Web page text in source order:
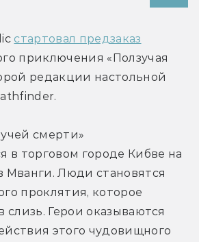
стартовал предзаказ
приключения «Ползучая
редакции настольной
смерти»
в торговом городе Кибве на
Мванги. Люди становятся
проклятия, которое
слизь. Герои оказываются
этого чудовищного